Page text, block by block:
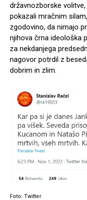
državnozborske
pokazali mračnim
zgodovino, da nimajo
njihova črna ideološka
za nekdanjega
nagovor potrdil z
dobrim in zlim.
Foto: Twitter